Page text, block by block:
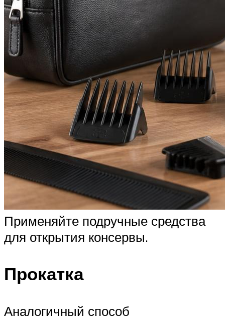
Применяйте подручные средства
для открытия консервы.
Прокатка
Аналогичный способ